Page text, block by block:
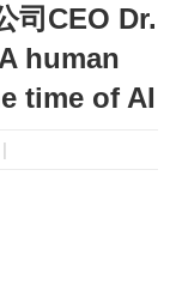
司CEO Dr.
human
time of AI
|